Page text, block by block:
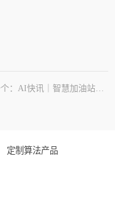
下一个：AI快讯｜智慧加油站新算法上新
定制算法产品